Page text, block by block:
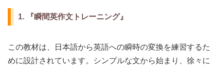
1. 『瞬間英作文トレーニング』
この教材は、日本語から英語への瞬時の変換を練習するた
めに設計されています。シンプルな文から始まり、徐々に